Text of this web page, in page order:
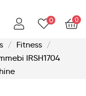
0
0
Fitness
IRSH1704